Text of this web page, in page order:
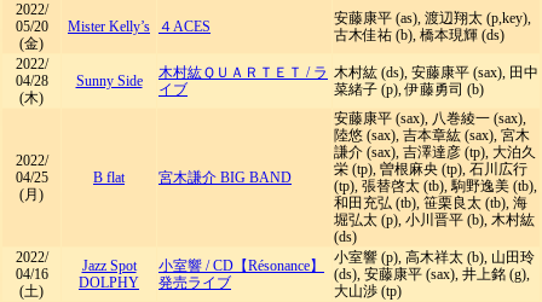
2022/
05/20
(金)
Mister Kelly’s ４ACES
安藤康平 (as), 渡辺翔太 (p,key),
古木佳祐 (b), 橋本現輝 (ds)
2022/
04/28
(木)
Sunny Side 木村紘ＱＵＡＲＴＥＴ / ラ
イブ
木村紘 (ds), 安藤康平 (sax), 田中
菜緒子 (p), 伊藤勇司 (b)
2022/
04/25
(月)
B flat 宮木謙介 BIG BAND
安藤康平 (sax), 八巻綾一 (sax),
陸悠 (sax), 吉本章紘 (sax), 宮木
謙介 (sax), 吉澤達彦 (tp), 大泊久
栄 (tp), 曽根麻央 (tp), 石川広行
(tp), 張替啓太 (tb), 駒野逸美 (tb),
和田充弘 (tb), 笹栗良太 (tb), 海
堀弘太 (p), 小川晋平 (b), 木村紘
(ds)
2022/
04/16
(土)
Jazz Spot
DOLPHY
小室響 /CD【Résonance】
発売ライブ
小室響 (p), 高木祥太 (b), 山田玲
(ds), 安藤康平 (sax), 井上銘 (g),
大山渉 (tp)